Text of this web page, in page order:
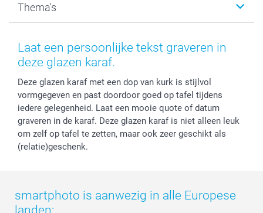
Kaarten
Bestelproces
Herroepingsrecht
Privacy
Reviews
Prijslijst
Investor Relations
Tevredenheidsgarantie
Mijn orderstatus
smartbonus
service@smartphoto.nl
Affiliate partnerprogramma
Partnerships
Influencer partnerprogramma
Thema's
Baby
Moederdag
Huwelijk
Laat een persoonlijke tekst graveren in
deze glazen karaf.
Deze glazen karaf met een dop van kurk is stijlvol
vormgegeven en past doordoor goed op tafel tijdens
iedere gelegenheid. Laat een mooie quote of datum
graveren in de karaf. Deze glazen karaf is niet alleen leuk
om zelf op tafel te zetten, maar ook zeer geschikt als
(relatie)geschenk.
smartphoto is aanwezig in alle Europese
landen: